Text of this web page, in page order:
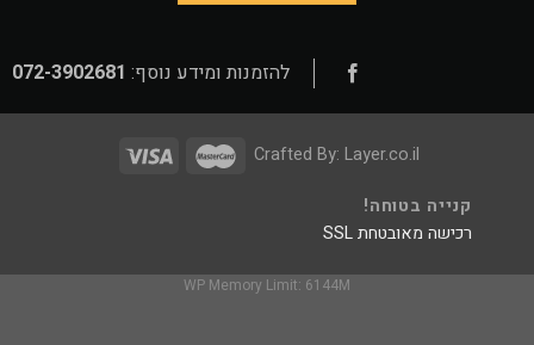
להזמנות ומידע נוסף: 072-3902681
Crafted By: Layer.co.il
קנייה בטוחה!
רכישה מאובטחת SSL
WP Memory Limit: 6144M